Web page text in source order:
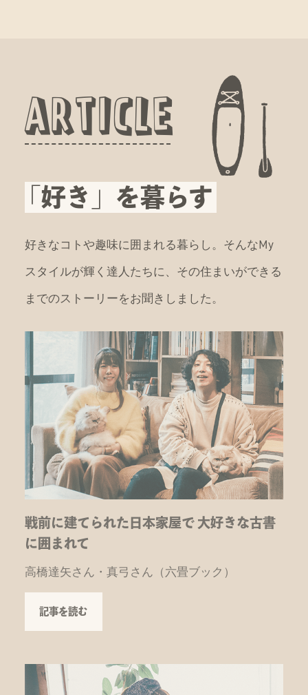
ARTICLE
「好き」を暮らす
好きなコトや趣味に囲まれる暮らし。そんなMy
スタイルが輝く達人 たちに、その住まいができる
までのストーリーをお聞きしました。
戦前に建てられた日本家屋で 大好きな古書
に囲まれて
高橋達矢さん・真弓さん（六畳ブック）
記事を読む